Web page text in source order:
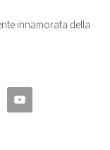
innamorata della